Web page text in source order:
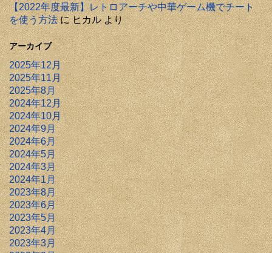
【2022年度最新】レトロアーチや中華ゲーム機でチート
を使う方法にヒカルより
アーカイブ
2025年12月
2025年11月
2025年8月
2024年12月
2024年10月
2024年9月
2024年6月
2024年5月
2024年3月
2024年1月
2023年8月
2023年6月
2023年5月
2023年4月
2023年3月